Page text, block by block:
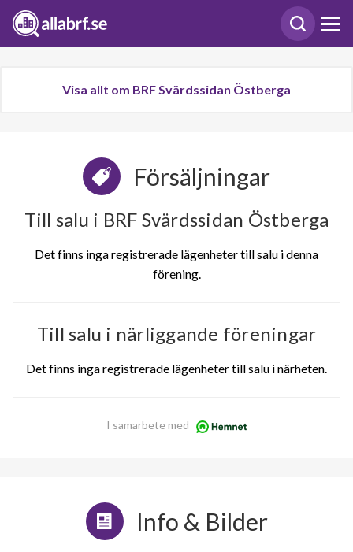
Visa allt om BRF Svärdssidan Östberga
Försäljningar
Till salu i BRF Svärdssidan Östberga
Det finns inga registrerade lägenheter till salu i denna
förening.
Till salu i närliggande föreningar
Det finns inga registrerade lägenheter till salu i närheten.
I samarbete med
Info & Bilder